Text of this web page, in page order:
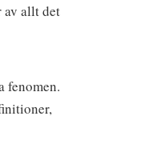
av allt det
fenomen.